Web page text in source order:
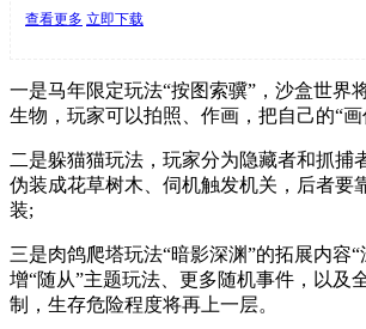
查看更多 立即下载
一是马年限定玩法“按图索骥”，沙盒世界
生物，玩家可以拍照、作画，把自己的“
二是躲猫猫玩法，玩家分为隐藏者和抓捕
伪装成花草树木、伺机触发机关，后者要
装;
三是肉鸽爬塔玩法“暗影深渊”的拓展内容
增“随从”主题玩法、更多随机事件，以及
制，生存危险程度将再上一层。